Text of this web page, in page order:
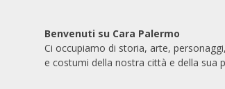
Benvenuti su Cara Palermo
Ci occupiamo di storia, arte,
e costumi della nostra città e della sua